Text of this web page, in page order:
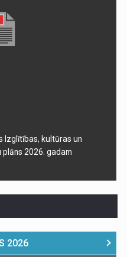
Izglītības, kultūras un
2026. gadam
2026